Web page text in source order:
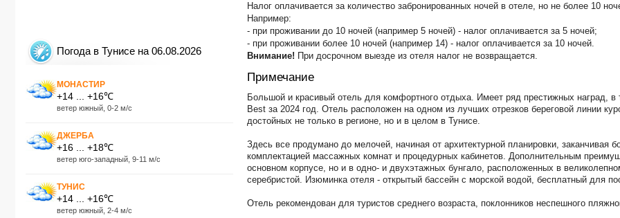
Погода в Тунисе на 06.08.2026
МОНАСТИР
+14 ... +16℃
ветер южный, 0-2 м/с
ДЖЕРБА
+16 ... +18℃
ветер юго-западный, 9-11 м/с
ТУНИС
+14 ... +16℃
ветер южный, 2-4 м/с
Налог оплачивается за количество забронированных ночей в отеле, но не более 10
Например:
- при проживании до 10 ночей (например 5 ночей) - налог оплачивается за 5 ночей;
- при проживании более 10 ночей (например 14) - налог оплачивается за 10 ночей.
Внимание! При досрочном выезде из отеля налог не возвращается.
Примечание
Большой и красивый отель для комфортного отдыха. Имеет ряд престижных наград,
Best за 2024 год. Отель расположен на одном из лучших отрезков береговой линии
достойных не только в регионе, но и в целом в Тунисе.
Здесь все продумано до мелочей, начиная от архитектурной планировки,
комплектацией массажных комнат и процедурных кабинетов. Дополнительным
основном корпусе, но и в одно- и двухэтажных бунгало, расположенных в
серебристой. Изюминка отеля - открытый бассейн с морской водой, бесплатный для
Отель рекомендован для туристов среднего возраста, поклонников неспешного